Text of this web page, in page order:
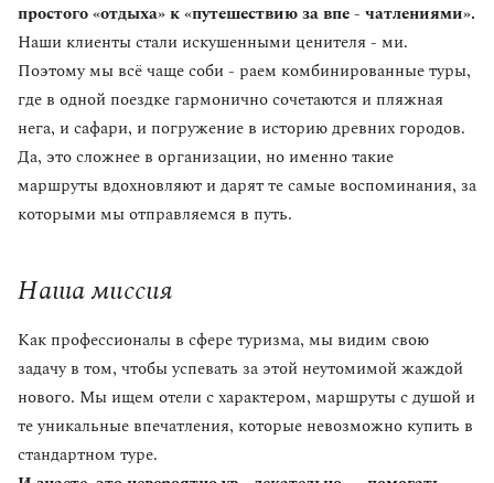
простого «отдыха» к «путешествию за впе - чатлениями».
Наши клиенты стали искушенными ценителя - ми.
Поэтому мы всё чаще соби - раем комбинированные туры,
где в одной поездке гармонично сочетаются и пляжная
нега, и сафари, и погружение в историю древних городов.
Да, это сложнее в организации, но именно такие
маршруты вдохновляют и дарят те самые воспоминания, за
которыми мы отправляемся в путь.
Наша миссия
Как профессионалы в сфере туризма, мы видим свою
задачу в том, чтобы успевать за этой неутомимой жаждой
нового. Мы ищем отели с характером, маршруты с душой и
те уникальные впечатления, которые невозможно купить в
стандартном туре.